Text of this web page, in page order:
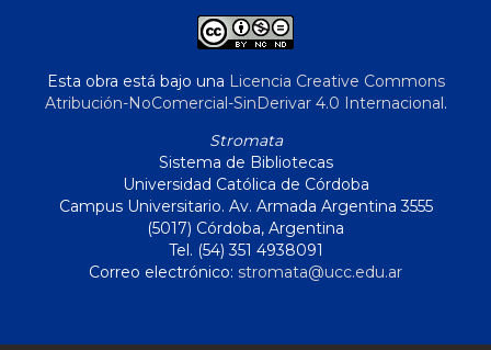
Esta obra está bajo una Licencia Creative Commons
Atribución-NoComercial-SinDerivar 4.0 Internacional.
Stromata
Sistema de Bibliotecas
Universidad Católica de Córdoba
Campus Universitario. Av. Armada Argentina 3555
(5017) Córdoba, Argentina
Tel. (54) 351 4938091
Correo electrónico: stromata@ucc.edu.ar